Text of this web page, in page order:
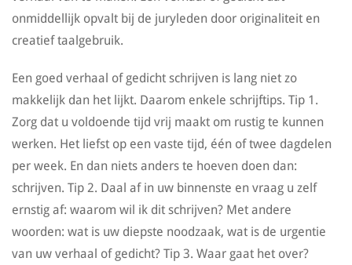
onmiddellijk opvalt bij de juryleden door originaliteit en
creatief taalgebruik.
Een goed verhaal of gedicht schrijven is lang niet zo
makkelijk dan het lijkt. Daarom enkele schrijftips. Tip 1.
Zorg dat u voldoende tijd vrij maakt om rustig te kunnen
werken. Het liefst op een vaste tijd, één of twee dagdelen
per week. En dan niets anders te hoeven doen dan:
schrijven. Tip 2. Daal af in uw binnenste en vraag u zelf
ernstig af: waarom wil ik dit schrijven? Met andere
woorden: wat is uw diepste noodzaak, wat is de urgentie
van uw verhaal of gedicht? Tip 3. Waar gaat het over?